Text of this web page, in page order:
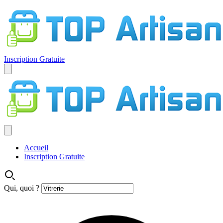
Inscription Gratuite
Accueil
Inscription Gratuite
Qui, quoi ?